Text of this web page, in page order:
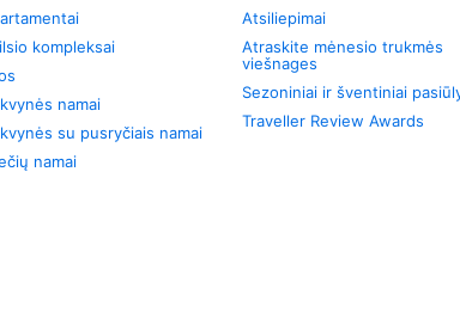
kompleksai
namai
su pusryčiais namai
namai
Atsiliepimai
Atraskite mėnesio trukmės
viešnages
Sezoniniai ir šventiniai
Traveller Review Awards